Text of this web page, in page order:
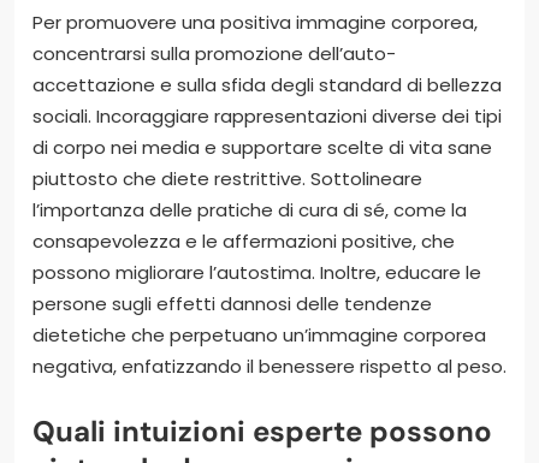
Per promuovere una positiva immagine corporea,
concentrarsi sulla promozione dell’auto-
accettazione e sulla sfida degli standard di bellezza
sociali. Incoraggiare rappresentazioni diverse dei tipi
di corpo nei media e supportare scelte di vita sane
piuttosto che diete restrittive. Sottolineare
l’importanza delle pratiche di cura di sé, come la
consapevolezza e le affermazioni positive, che
possono migliorare l’autostima. Inoltre, educare le
persone sugli effetti dannosi delle tendenze
dietetiche che perpetuano un’immagine corporea
negativa, enfatizzando il benessere rispetto al peso.
Quali intuizioni esperte possono